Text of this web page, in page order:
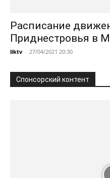
Расписание
Приднестровья в
liktv - 27/04/2021 20:30
Спонсорский контент